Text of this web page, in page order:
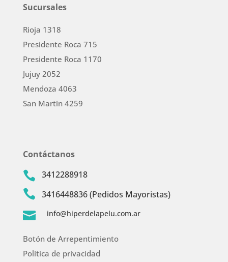
Sucursales
Rioja 1318
Presidente Roca 715
Presidente Roca 1170
Jujuy 2052
Mendoza 4063
San Martin 4259
Contáctanos
 3412288918
 3416448836 (Pedidos Mayoristas)
 info@hiperdelapelu.com.ar
Botón de Arrepentimiento
Política de privacidad